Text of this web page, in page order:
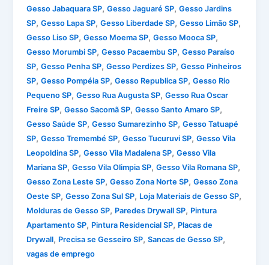
Gesso Jabaquara SP,Gesso Jaguaré SP,Gesso Jardins
SP,Gesso Lapa SP,Gesso Liberdade SP,Gesso Limão SP,
Gesso Liso SP,Gesso Moema SP,Gesso Mooca SP,
Gesso Morumbi SP,Gesso Pacaembu SP,Gesso Paraíso
SP,Gesso Penha SP,Gesso Perdizes SP,Gesso Pinheiros
SP,Gesso Pompéia SP,Gesso Republica SP,Gesso Rio
Pequeno SP,Gesso Rua Augusta SP,Gesso Rua Oscar
Freire SP,Gesso Sacomã SP,Gesso Santo Amaro SP,
Gesso Saúde SP,Gesso Sumarezinho SP,Gesso Tatuapé
SP,Gesso Tremembé SP,Gesso Tucuruvi SP,Gesso Vila
Leopoldina SP,Gesso Vila Madalena SP,Gesso Vila
Mariana SP,Gesso Vila Olimpia SP,Gesso Vila Romana SP,
Gesso Zona Leste SP,Gesso Zona Norte SP,Gesso Zona
Oeste SP,Gesso Zona Sul SP, Loja Materiais de Gesso SP,
Molduras de Gesso SP, Paredes Drywall SP, Pintura
Apartamento SP, Pintura Residencial SP, Placas de
Drywall, Precisa se Gesseiro SP,Sancas de Gesso SP,
vagas de emprego